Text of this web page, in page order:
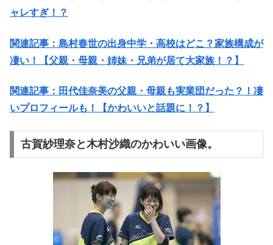
ャレすぎ！？
関連記事：島村春世の出身中学・高校はどこ？家族構成が
凄い！【父親・母親・姉妹・兄弟が居て大家族！？】
関連記事：田代佳奈美の父親・母親も実業団だった？！凄
いプロフィールも！【かわいいと話題に！？】
古賀紗理奈と木村沙織のかわいい画像。